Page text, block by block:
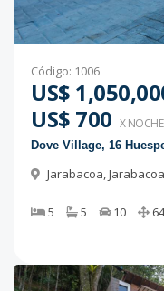
Código: 1006
US$
US$ 700 X NOCHE
Dove Village, 16
Jarabacoa,Jarabacoa
5 5 10